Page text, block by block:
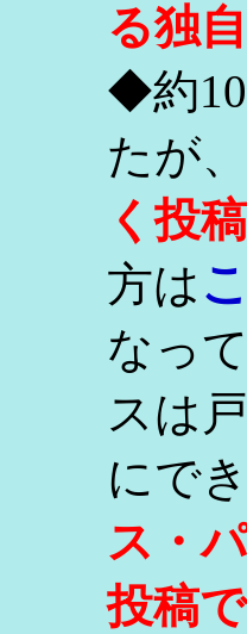
る独
◆約10
たが、
く投
方は
なっ
スは
にで
ス・
投稿